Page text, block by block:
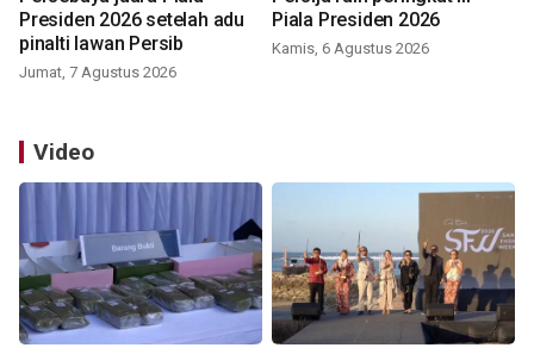
Presiden 2026 setelah adu
pinalti lawan Persib
Jumat, 7 Agustus 2026
Piala Presiden 2026
Kamis, 6 Agustus 2026
Video